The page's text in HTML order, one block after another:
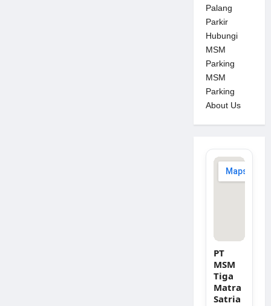
Palang
Parkir
Hubungi
MSM
Parking
MSM
Parking
About Us
PT
MSM
Tiga
Matra
Satria